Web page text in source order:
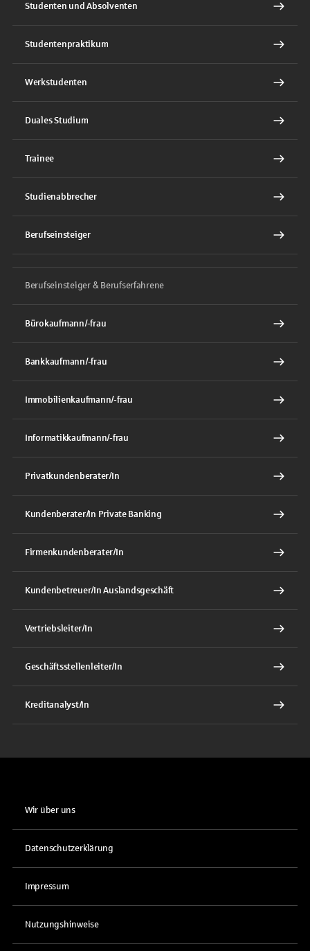
Studenten und Absolventen
Studentenpraktikum
Werkstudenten
Duales Studium
Trainee
Studienabbrecher
Berufseinsteiger
Berufseinsteiger & Berufserfahrene
Bürokaufmann/-frau
Bankkaufmann/-frau
Immobilienkaufmann/-frau
Informatikkaufmann/-frau
Privatkundenberater/In
Kundenberater/In Private Banking
Firmenkundenberater/In
Kundenbetreuer/In Auslandsgeschäft
Vertriebsleiter/In
Geschäftsstellenleiter/In
Kreditanalyst/In
Wir über uns
Datenschutzerklärung
Impressum
Nutzungshinweise